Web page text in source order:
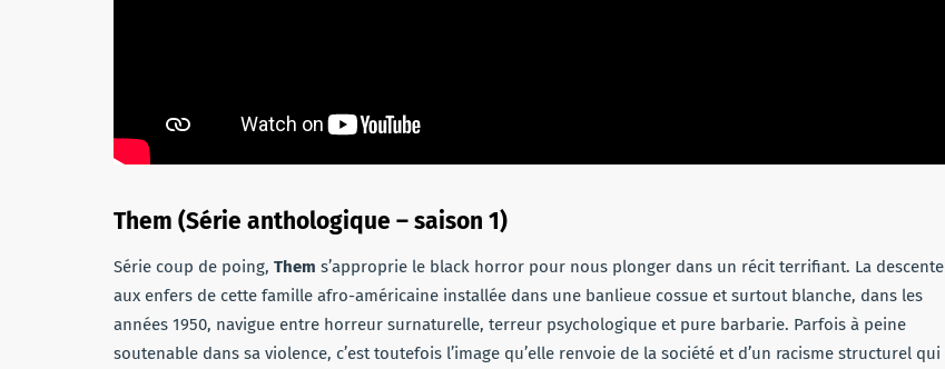
Them (Série anthologique – saison 1)
Série coup de poing, Them s’approprie le black horror pour nous plonger dans un récit terrifiant. La descente
aux enfers de cette famille afro-américaine installée dans une banlieue cossue et surtout blanche, dans les
années 1950, navigue entre horreur surnaturelle, terreur psychologique et pure barbarie. Parfois à peine
soutenable dans sa violence, c’est toutefois l’image qu’elle renvoie de la société et d’un racisme structurel qui